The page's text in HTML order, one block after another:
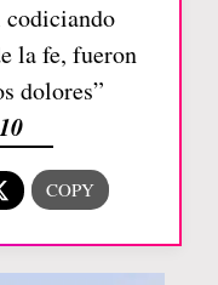
la fe, fueron
dolores”